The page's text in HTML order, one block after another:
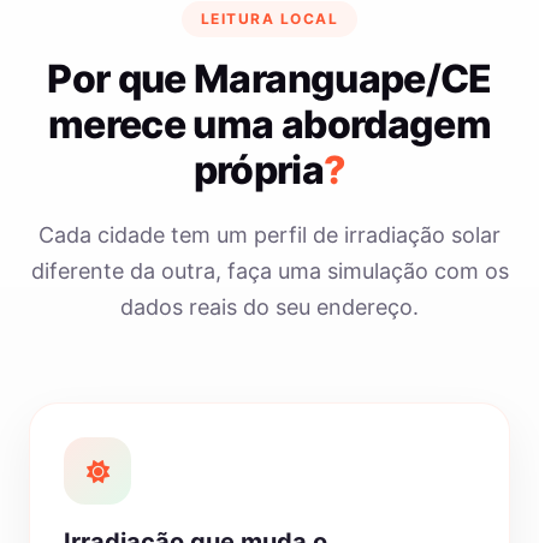
LEITURA LOCAL
Por que Maranguape/CE
merece uma abordagem
própria?
Cada cidade tem um perfil de irradiação solar
diferente da outra, faça uma simulação com os
dados reais do seu endereço.